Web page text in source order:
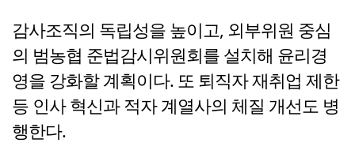
감사조직의 독립성을 높이고, 외부위원 중심
의 범농협 준법감시위원회를 설치해 윤리경
영을 강화할 계획이다. 또 퇴직자 재취업 제한
등 인사 혁신과 적자 계열사의 체질 개선도 병
행한다.